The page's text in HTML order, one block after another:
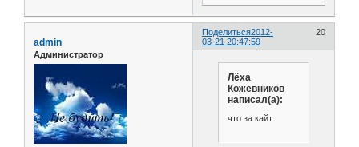
Поделиться 20
2012-
03-21 20:47:59
admin
Администратор
Лёха
Кожевников
написал(а):
что за кайт